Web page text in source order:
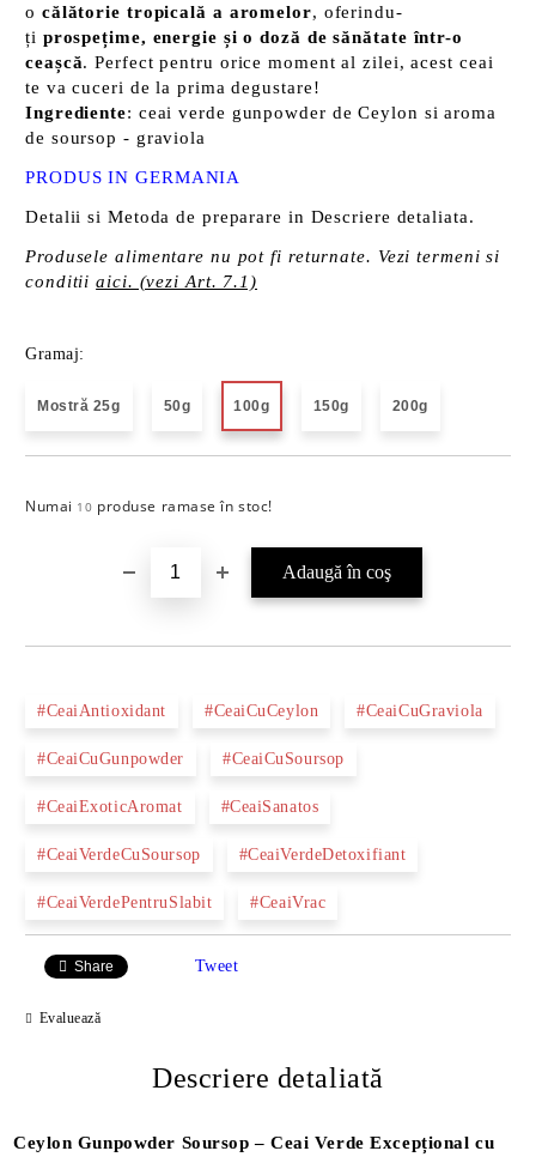
o călătorie tropicală a aromelor, oferindu-
ți prospețime, energie și o doză de sănătate într-o
ceașcă. Perfect pentru orice moment al zilei, acest ceai
te va cuceri de la prima degustare!
Ingrediente: ceai verde gunpowder de Ceylon si aroma
de soursop - graviola
PRODUS IN GERMANIA
Detalii si Metoda de preparare in Descriere detaliata.
Produsele alimentare nu pot fi returnate. Vezi termeni si
conditiiaici. (vezi Art. 7.1)
Gramaj:
Mostră 25g 50g 100g 150g 200g
Numai 10 produse ramase în stoc!
#CeaiAntioxidant #CeaiCuCeylon #CeaiCuGraviola
#CeaiCuGunpowder #CeaiCuSoursop
#CeaiExoticAromat #CeaiSanatos
#CeaiVerdeCuSoursop #CeaiVerdeDetoxifiant
#CeaiVerdePentruSlabit #CeaiVrac
Share Tweet
Evaluează
Descriere detaliată
Ceylon Gunpowder Soursop – Ceai Verde Excepțional cu